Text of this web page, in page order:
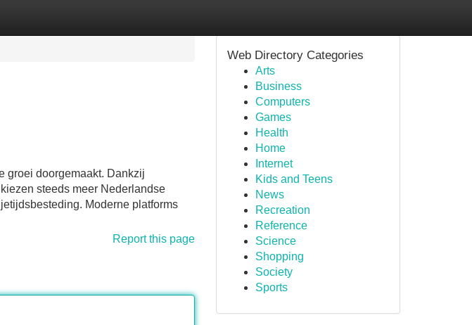
groei doorgemaakt. Dankzij
steeds meer Nederlandse
Moderne platforms
Report this page
Web Directory Categories
Arts
Business
Computers
Games
Health
Home
Internet
Kids and Teens
News
Recreation
Reference
Science
Shopping
Society
Sports